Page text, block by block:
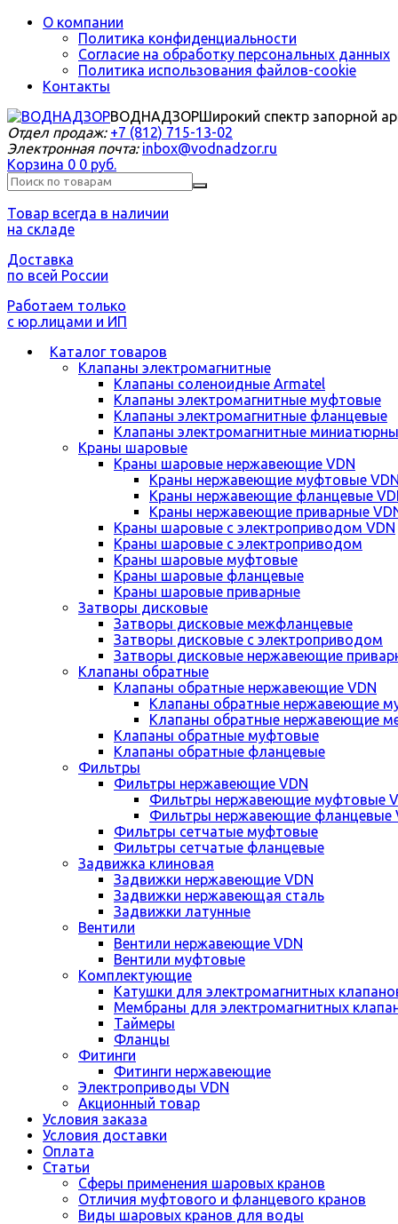
О компании
Политика конфиденциальности
Согласие на обработку персональных данных
Политика использования файлов-cookie
Контакты
ВОДНАДЗОРШирокий спектр запорной
Отдел продаж: +7 (812) 715-13-02
Электронная почта: inbox@vodnadzor.ru
Корзина 0 0 руб.
Товар всегда в наличии
на складе
Доставка
по всей России
Работаем только
с юр.лицами и ИП
Каталог товаров
Клапаны электромагнитные
Клапаны соленоидные Armatel
Клапаны электромагнитные муфтовые
Клапаны электромагнитные фланцевые
Клапаны электромагнитные
Краны шаровые
Краны шаровые нержавеющие VDN
Краны нержавеющие муфтовые VDN
Краны нержавеющие фланцевые
Краны нержавеющие приварные
Краны шаровые с электроприводом VDN
Краны шаровые с электроприводом
Краны шаровые муфтовые
Краны шаровые фланцевые
Краны шаровые приварные
Затворы дисковые
Затворы дисковые межфланцевые
Затворы дисковые с электроприводом
Затворы дисковые нержавеющие
Клапаны обратные
Клапаны обратные нержавеющие VDN
Клапаны обратные нержавеющие
Клапаны обратные нержавеющие
Клапаны обратные муфтовые
Клапаны обратные фланцевые
Фильтры
Фильтры нержавеющие VDN
Фильтры нержавеющие муфтовые
Фильтры нержавеющие фланцевые
Фильтры сетчатые муфтовые
Фильтры сетчатые фланцевые
Задвижка клиновая
Задвижки нержавеющие VDN
Задвижки нержавеющая сталь
Задвижки латунные
Вентили
Вентили нержавеющие VDN
Вентили муфтовые
Комплектующие
Катушки для электромагнитных
Мембраны для электромагнитных
Таймеры
Фланцы
Фитинги
Фитинги нержавеющие
Электроприводы VDN
Акционный товар
Условия заказа
Условия доставки
Оплата
Статьи
Сферы применения шаровых кранов
Отличия муфтового и фланцевого кранов
Виды шаровых кранов для воды